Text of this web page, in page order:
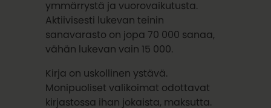
ymmärrystä ja vuorovaikutusta.
Aktiivisesti lukevan teinin
sanavarasto on jopa 70 000 sanaa,
vähän lukevan vain 15 000.
Kirja on uskollinen ystävä.
Monipuoliset valikoimat odottavat
kirjastossa ihan jokaista, maksutta.